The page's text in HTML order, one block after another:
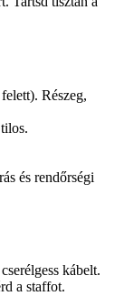
Részeg,
és rendőrségi
kábelt.
a staffot.